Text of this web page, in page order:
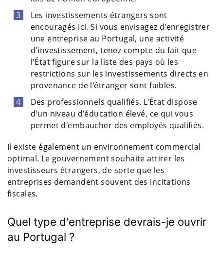
Les investissements étrangers sont
encouragés ici. Si vous envisagez d'enregistrer
une entreprise au Portugal, une activité
d'investissement, tenez compte du fait que
l'État figure sur la liste des pays où les
restrictions sur les investissements directs en
provenance de l'étranger sont faibles.
Des professionnels qualifiés. L'État dispose
d'un niveau d'éducation élevé, ce qui vous
permet d'embaucher des employés qualifiés.
Il existe également un environnement commercial
optimal. Le gouvernement souhaite attirer les
investisseurs étrangers, de sorte que les
entreprises demandent souvent des incitations
fiscales.
Quel type d'entreprise devrais-je ouvrir
au Portugal ?